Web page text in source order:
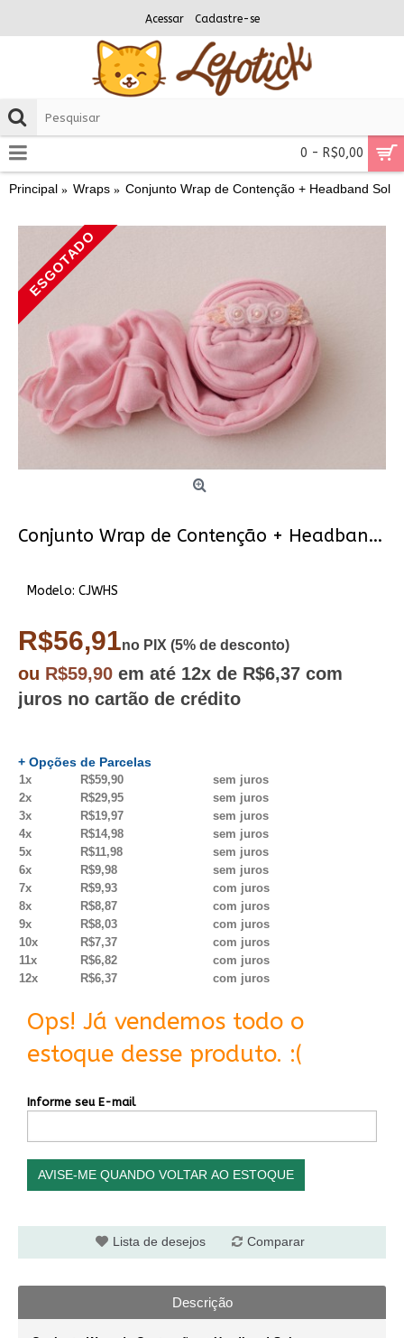
Acessar Cadastre-se
0 - R$0,00
Principal Wraps Conjunto Wrap de Contenção + Headband Sol
ESGOTADO
Conjunto Wrap de Contenção + Headband Sol
Modelo: CJWHS
R$56,91no PIX (5% de desconto)
ou R$59,90 em até 12x de R$6,37 com
juros no cartão de crédito
+ Opções de Parcelas
1x R$59,90
sem juros
2x
R$29,95
sem juros
3x
R$19,97
sem juros
4x
R$14,98
sem juros
5x
R$11,98
sem juros
6x
R$9,98
sem juros
7x
R$9,93
com juros
8x
R$8,87
com juros
9x
R$8,03
com juros
10x
R$7,37
com juros
11x
R$6,82
com juros
12x
R$6,37 com juros
Ops! Já vendemos todo o
estoque desse produto. :(
Informe seu E-mail
AVISE-ME QUANDO VOLTAR AO ESTOQUE
Lista de desejos Comparar
Descrição